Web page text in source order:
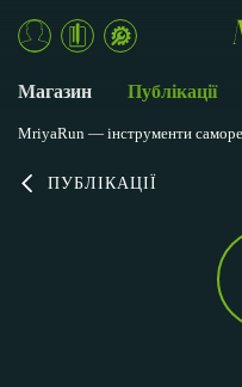
ПУБЛІКАЦІЇ
Магазин Публікації
MriyaRun — інструменти